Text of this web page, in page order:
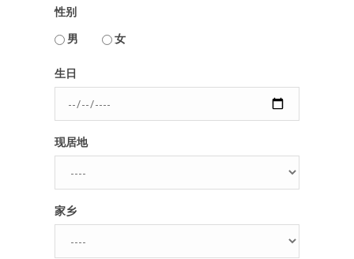
用户名或Email
记住我的登录状态
没帐号？注册一个
信息圈
品牌的力量
性别
男
女
生日
现居地
家乡